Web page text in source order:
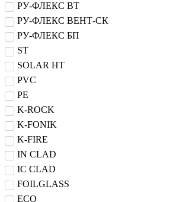
РУ-ФЛЕКС ВТ
РУ-ФЛЕКС ВЕНТ-СК
РУ-ФЛЕКС БП
ST
SOLAR HT
PVC
PE
K-ROCK
K-FONIK
K-FIRE
IN CLAD
IC CLAD
FOILGLASS
ECO